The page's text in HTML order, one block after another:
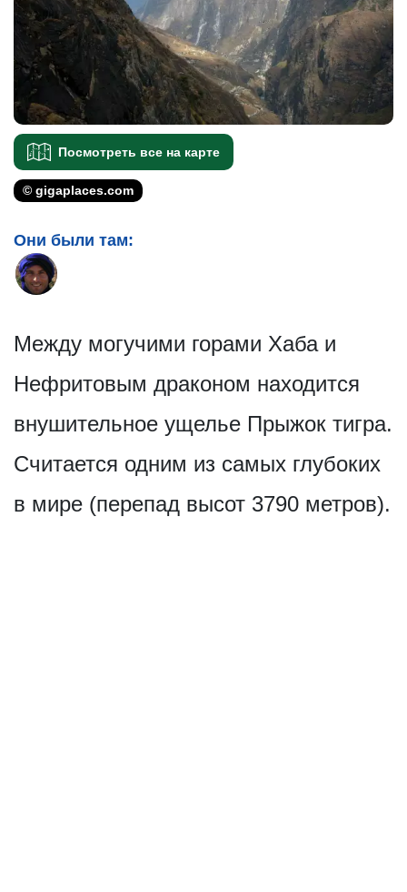
Посмотреть все на карте
© gigaplaces.com
Они были там:
Между могучими горами Хаба и
Нефритовым драконом находится
внушительное ущелье Прыжок тигра.
Считается одним из самых глубоких
в мире (перепад высот 3790 метров).